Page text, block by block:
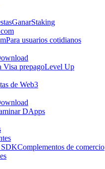
GanarStaking
Para usuarios cotidianos
Visa prepagoLevel Up
de Web3
DApps
SDKComplementos de comercio